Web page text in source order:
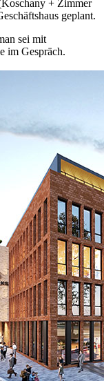
+ Zimmer
geplant.
sei mit
im Gespräch.